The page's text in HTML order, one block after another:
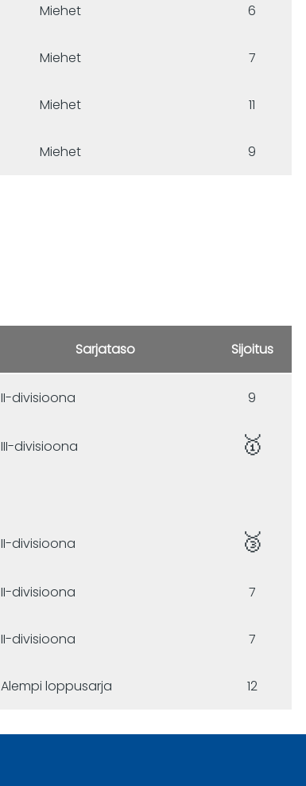
Miehet 6
Miehet 7
Miehet 11
Miehet 9
Sarjataso Sijoitus
II-divisioona 9
III-divisioona 🥇
II-divisioona 🥉
II-divisioona 7
II-divisioona 7
Alempi loppusarja 12